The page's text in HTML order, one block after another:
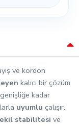
ve kordon
kalıcı bir çözüm
genişliğe kadar
uyumlu çalışır.
stabilitesi ve